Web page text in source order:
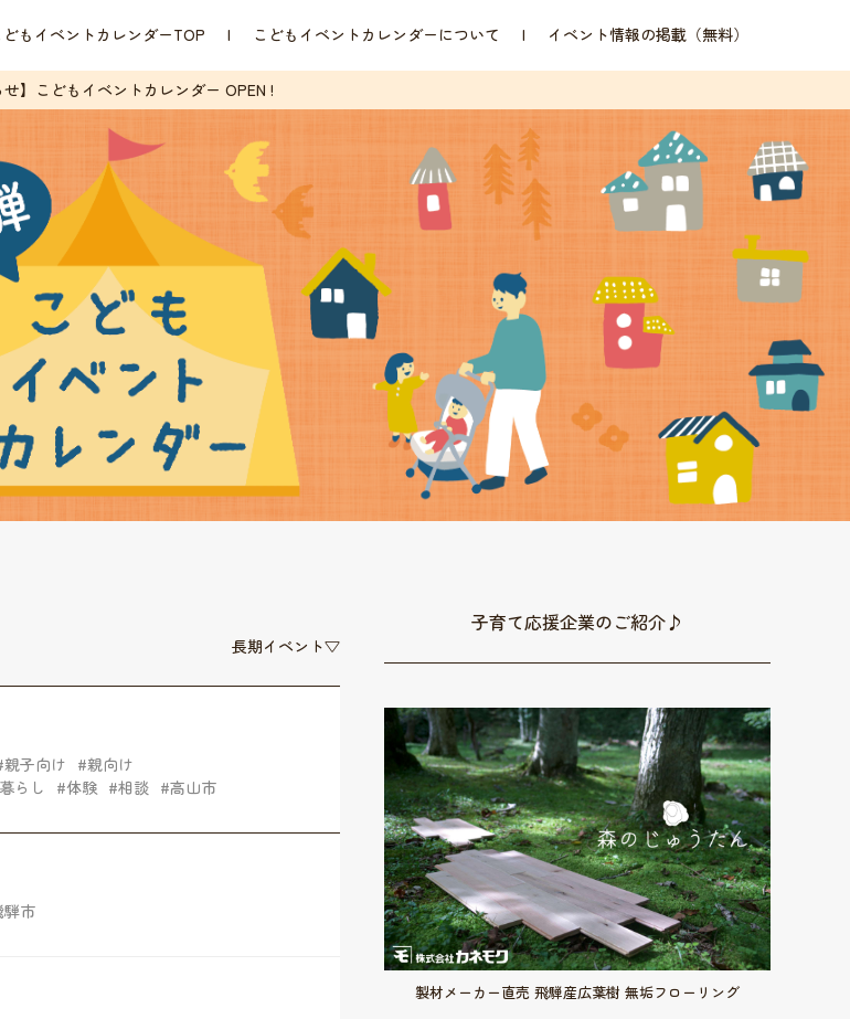
どもイベントカレンダーTOP こどもイベントカレンダーについて イベント情報の掲載（無料）
せ】こどもイベントカレンダー OPEN !
長期イベント▽
親子向け
親向け
暮らし 体験 相談 高山市
騨市
子育て応援企業のご紹介♪
製材メーカー直売 飛騨産広葉樹 無垢フローリング